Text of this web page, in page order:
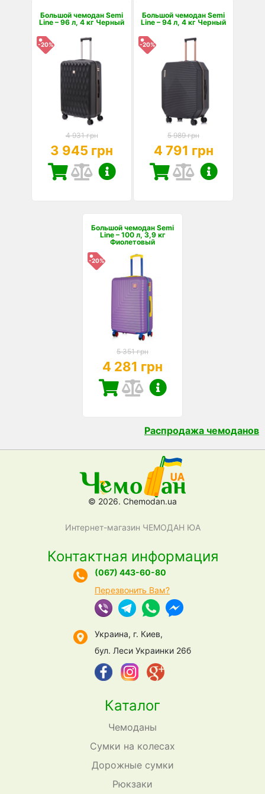
Большой чемодан Semi
Line – 96 л, 4 кг Черный
-20%
4 931 грн
3 945 грн
Большой чемодан Semi
Line – 94 л, 4 кг Черный
-20%
5 989 грн
4 791 грн
Большой чемодан Semi
Line – 100 л, 3,9 кг
Фиолетовый
-20%
5 351 грн
4 281 грн
Распродажа чемоданов
© 2026. Chemodan.ua
Интернет-магазин ЧЕМОДАН ЮА
Каталог
Чемоданы
Сумки на колесах
Дорожные сумки
Рюкзаки
Контактная информация
(067) 443-60-80
Перезвонить Вам?
Украина, г. Киев,
бул. Леси Украинки 26б